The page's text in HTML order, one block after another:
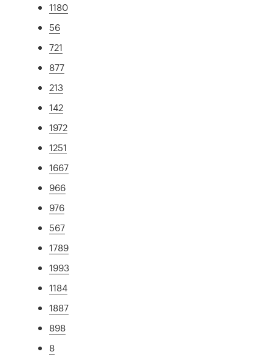
1180
56
721
877
213
142
1972
1251
1667
966
976
567
1789
1993
1184
1887
898
8